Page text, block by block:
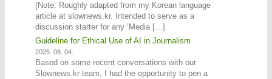
[Note: Roughly adapted from my Korean language
article at slownews.kr. Intended to serve as a
discussion starter for any ‘Media […]
Guideline for Ethical Use of AI in Journalism
2025. 08. 04.
Based on some recent conversations with our
Slownews.kr team, I had the opportunity to pen a